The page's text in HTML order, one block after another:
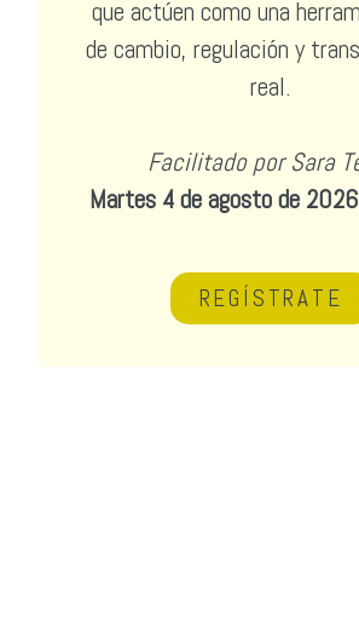
que actúen como una
de cambio, regulación y
real.
Facilitado por Sara
Martes 4 de agosto de
REGÍSTRATE